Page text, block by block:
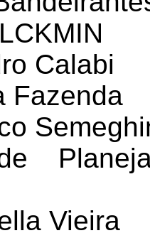
Calabi
Fazenda
Vieira